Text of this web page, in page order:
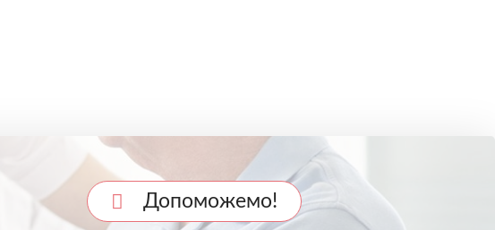
Допоможемо!